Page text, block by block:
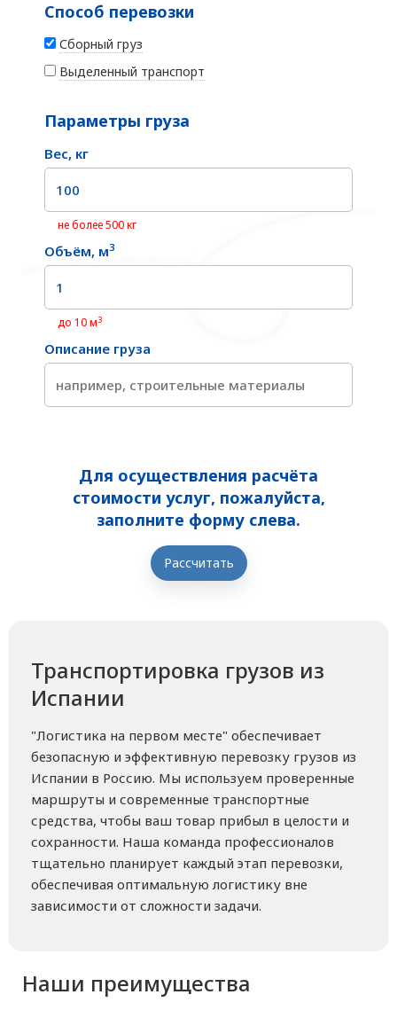
Способ перевозки
Сборный груз
Выделенный транспорт
Параметры груза
Вес, кг
не более 500 кг
Объём, м3
до 10 м3
Описание груза
Для осуществления расчёта
стоимости услуг, пожалуйста,
заполните форму слева.
Рассчитать
Транспортировка грузов из
Испании
"Логистика на первом месте" обеспечивает
безопасную и эффективную перевозку грузов из
Испании в Россию. Мы используем проверенные
маршруты и современные транспортные
средства, чтобы ваш товар прибыл в целости и
сохранности. Наша команда профессионалов
тщательно планирует каждый этап перевозки,
обеспечивая оптимальную логистику вне
зависимости от сложности задачи.
Наши преимущества